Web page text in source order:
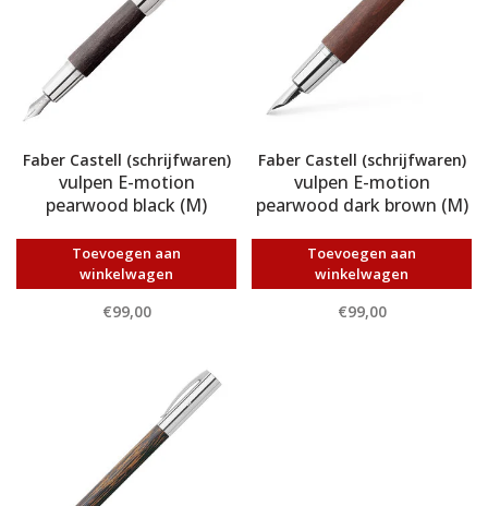
Faber Castell (schrijfwaren)
vulpen E-motion
pearwood black (M)
Toevoegen aan
winkelwagen
€99,00
Faber Castell (schrijfwaren)
vulpen E-motion
pearwood dark brown (M)
Toevoegen aan
winkelwagen
€99,00